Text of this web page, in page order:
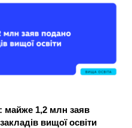
майже 1,2 млн заяв
вищої освіти